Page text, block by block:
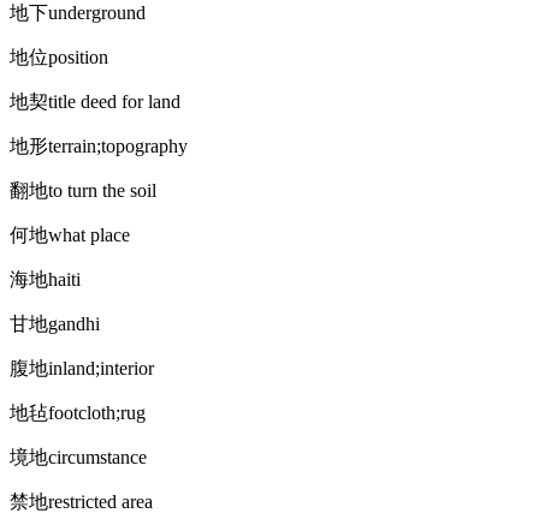
地下underground
地位position
地契title deed for land
地形terrain;topography
翻地to turn the soil
何地what place
海地haiti
甘地gandhi
腹地inland;interior
地毡footcloth;rug
境地circumstance
禁地restricted area